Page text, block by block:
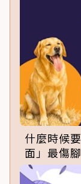
什麼時候
面」最傷